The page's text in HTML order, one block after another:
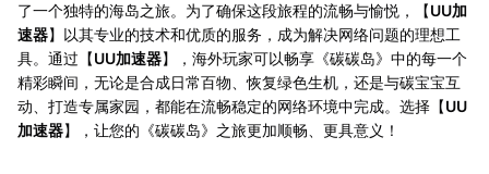
了一个独特的海岛之旅。为了确保这段旅程的流畅与愉悦，【UU加
速器】以其专业的技术和优质的服务，成为解决网络问题的理想工
具。通过【UU加速器】，海外玩家可以畅享《碳碳岛》中的每一个
精彩瞬间，无论是合成日常百物、恢复绿色生机，还是与碳宝宝互
动、打造专属家园，都能在流畅稳定的网络环境中完成。选择【UU
加速器】，让您的《碳碳岛》之旅更加顺畅、更具意义！